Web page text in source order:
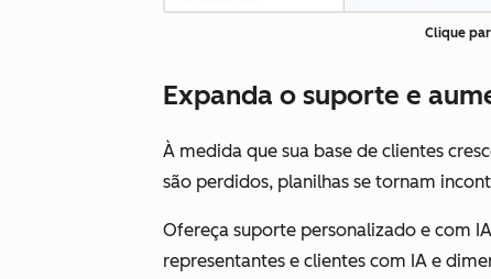
Clique
Expanda o suporte e
À medida que sua base de clientes
são perdidos, planilhas se tornam
Ofereça suporte personalizado e com
representantes e clientes com IA e